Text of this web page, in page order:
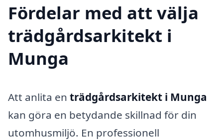
Fördelar med att välja
trädgårdsarkitekt i
Munga
Att anlita en trädgårdsarkitekt i Munga
kan göra en betydande skillnad för din
utomhusmiljö. En professionell